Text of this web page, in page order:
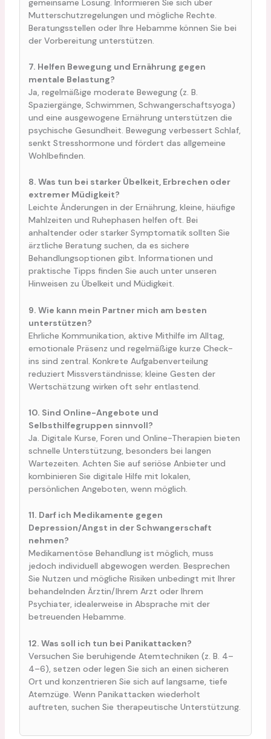
Mutterschutzregelungen und mögliche Rechte.
Beratungsstellen oder Ihre Hebamme können Sie bei
der Vorbereitung unterstützen.
7. Helfen Bewegung und Ernährung gegen
mentale Belastung?
Ja, regelmäßige moderate Bewegung (z. B.
Spaziergänge, Schwimmen, Schwangerschaftsyoga)
und eine ausgewogene Ernährung unterstützen die
psychische Gesundheit. Bewegung verbessert Schlaf,
senkt Stresshormone und fördert das allgemeine
Wohlbefinden.
8. Was tun bei starker Übelkeit, Erbrechen oder
extremer Müdigkeit?
Leichte Änderungen in der Ernährung, kleine, häufige
Mahlzeiten und Ruhephasen helfen oft. Bei
anhaltender oder starker Symptomatik sollten Sie
ärztliche Beratung suchen, da es sichere
Behandlungsoptionen gibt. Informationen und
praktische Tipps finden Sie auch unter unseren
Hinweisen zu Übelkeit und Müdigkeit.
9. Wie kann mein Partner mich am besten
unterstützen?
Ehrliche Kommunikation, aktive Mithilfe im Alltag,
emotionale Präsenz und regelmäßige kurze Check-
ins sind zentral. Konkrete Aufgabenverteilung
reduziert Missverständnisse; kleine Gesten der
Wertschätzung wirken oft sehr entlastend.
10. Sind Online-Angebote und
Selbsthilfegruppen sinnvoll?
Ja. Digitale Kurse, Foren und Online-Therapien bieten
schnelle Unterstützung, besonders bei langen
Wartezeiten. Achten Sie auf seriöse Anbieter und
kombinieren Sie digitale Hilfe mit lokalen,
persönlichen Angeboten, wenn möglich.
11. Darf ich Medikamente gegen
Depression/Angst in der Schwangerschaft
nehmen?
Medikamentöse Behandlung ist möglich, muss
jedoch individuell abgewogen werden. Besprechen
Sie Nutzen und mögliche Risiken unbedingt mit Ihrer
behandelnden Ärztin/Ihrem Arzt oder Ihrem
Psychiater, idealerweise in Absprache mit der
betreuenden Hebamme.
12. Was soll ich tun bei Panikattacken?
Versuchen Sie beruhigende Atemtechniken (z. B. 4–
4–6), setzen oder legen Sie sich an einen sicheren
Ort und konzentrieren Sie sich auf langsame, tiefe
Atemzüge. Wenn Panikattacken wiederholt
auftreten, suchen Sie therapeutische Unterstützung.